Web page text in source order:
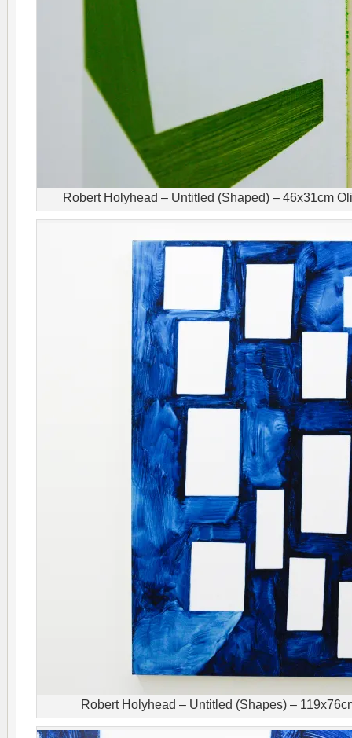
Robert Holyhead – Untitled (Shaped) – 46x31cm
Robert Holyhead – Untitled (Shapes) –